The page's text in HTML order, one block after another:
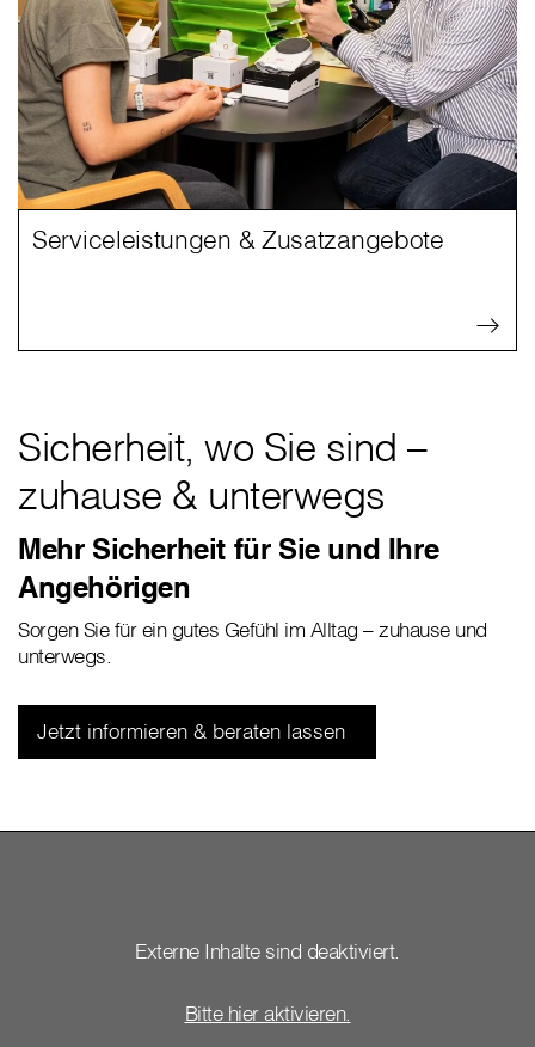
Serviceleistungen & Zusatzangebote
Sicherheit, wo Sie sind –
zuhause & unterwegs
Mehr Sicherheit für Sie und Ihre
Angehörigen
Sorgen Sie für ein gutes Gefühl im Alltag – zuhause und
unterwegs.
Jetzt informieren & beraten lassen
Externe Inhalte sind deaktiviert.
Bitte hier aktivieren.